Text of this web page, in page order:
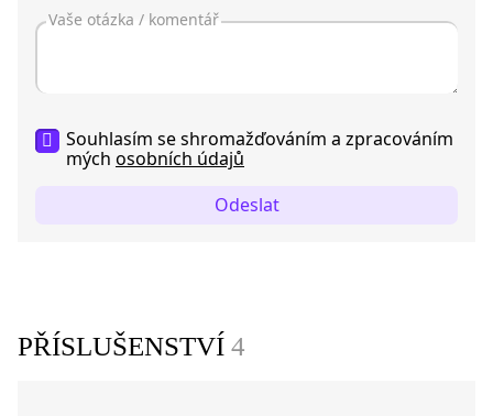
Souhlasím se shromažďováním a zpracováním
mých osobních údajů
Odeslat
PŘÍSLUŠENSTVÍ 4